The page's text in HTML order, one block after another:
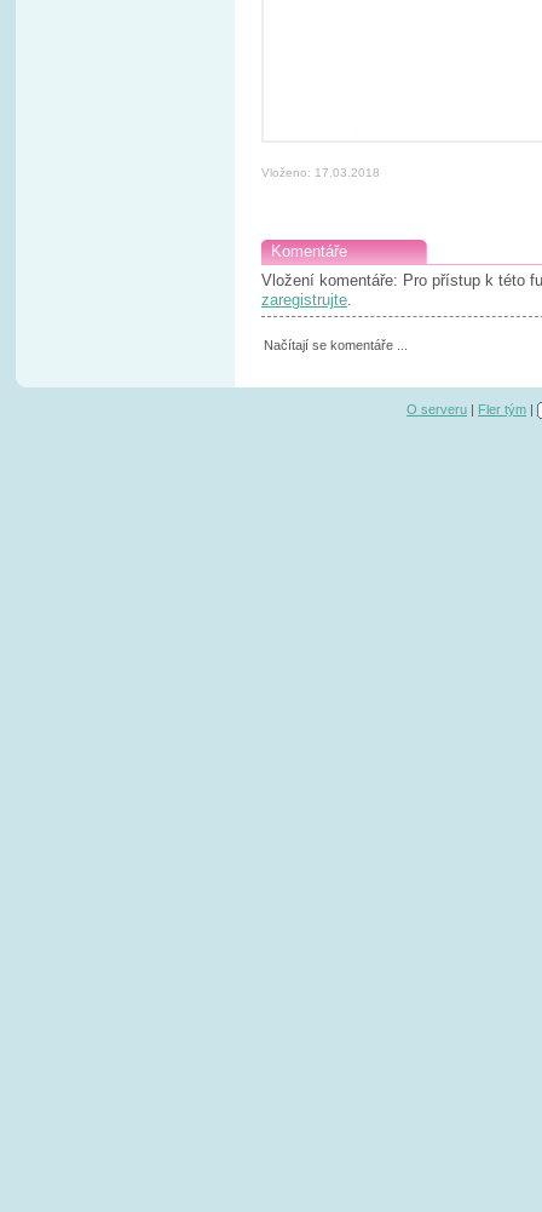
Vloženo: 17.03.2018
Komentáře
Vložení komentáře: Pro přístup k této
zaregistrujte.
Načítají se komentáře ...
O serveru | Fler tým |